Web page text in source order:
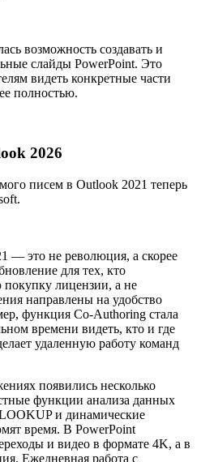
возможность создавать и
слайды PowerPoint. Это
видеть конкретные части
полностью.
2026
писем в Outlook 2021 теперь
— это не революция, а скорее
для тех, кто
покупку лицензии, а не
направлены на удобство
функция Co-Authoring стала
времени видеть, кто и где
удаленную работу команд
появились несколько
функции анализа данных
и динамические
время. В PowerPoint
и видео в формате 4K, а в
Ежедневная работа с